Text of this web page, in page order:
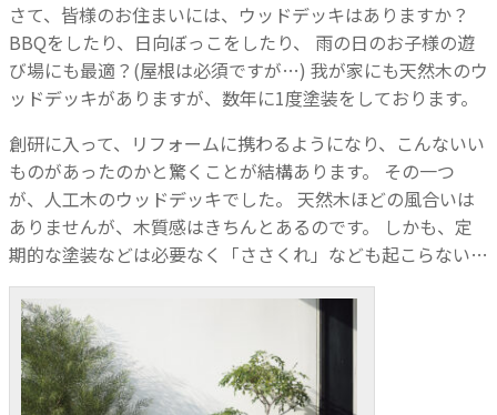
さて、皆様のお住まいには、ウッドデッキはありますか？
BBQをしたり、日向ぼっこをしたり、
雨の日のお子様の遊
び場にも最適？(屋根は必須ですが…) 我が家にも天然木のウ
ッドデッキがありますが、数年に1度塗装をしております。
創研に入って、リフォームに携わるようになり、こんないい
ものがあったのかと驚くことが結構あります。
その一つ
が、人工木のウッドデッキでした。 天然木ほどの風合いは
ありませんが、木質感はきちんとあるのです。
しかも、定
期的な塗装などは必要なく「ささくれ」なども起こらない…